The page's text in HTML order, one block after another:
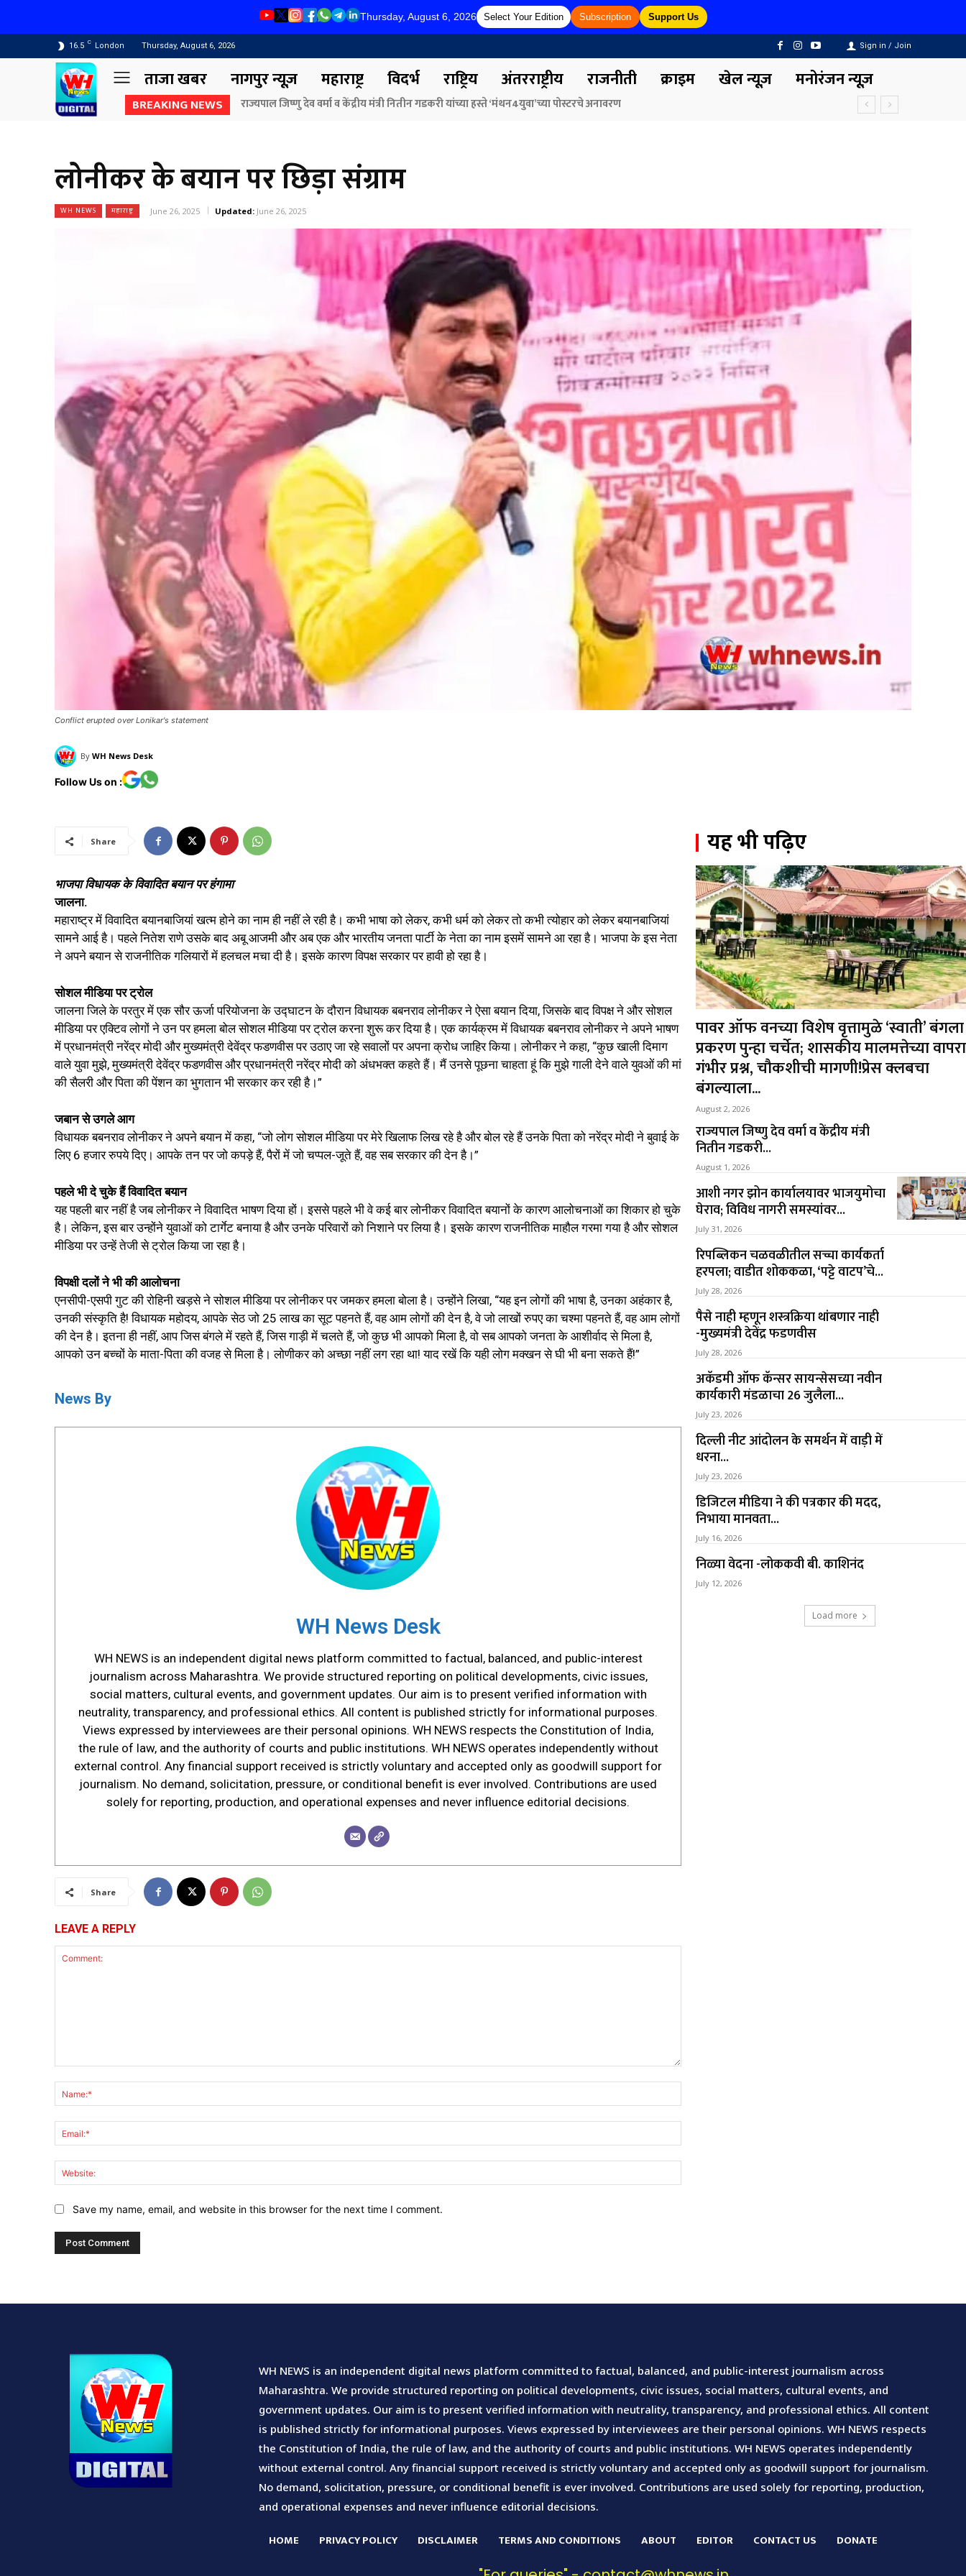
Thursday, August 6, 2026 Select Your Edition Subscription Support Us
16.5 C London Thursday, August 6, 2026 Sign in / Join
ताजा खबर नागपुर न्यूज़ महाराष्ट्र विदर्भ राष्ट्रिय अंतरराष्ट्रीय राजनीती क्राइम खेल न्यूज़ मनोरंजन न्यूज़
BREAKING NEWS राज्यपाल जिष्णु देव वर्मा व केंद्रीय मंत्री नितीन गडकरी यांच्या हस्ते ‘मंथन4युवा’च्या पोस्टरचे अनावरण
लोनीकर के बयान पर छिड़ा संग्राम
WH NEWS महाराष्ट्र June 26, 2025 Updated: June 26, 2025
Conflict erupted over Lonikar's statement
By WH News Desk
Follow Us on :
Share
भाजपा विधायक के विवादित बयान पर हंगामा
जालना.
महाराष्ट्र में विवादित बयानबाजियां खत्म होने का नाम ही नहीं ले रही है। कभी भाषा को लेकर, कभी धर्म को लेकर तो कभी त्योहार को लेकर बयानबाजियां
सामने आई है। पहले नितेश राणे उसके बाद अबू आजमी और अब एक और भारतीय जनता पार्टी के नेता का नाम इसमें सामने आ रहा है। भाजपा के इस नेता
ने अपने बयान से राजनीतिक गलियारों में हलचल मचा दी है। इसके कारण विपक्ष सरकार पर हावी हो रहा है।
सोशल मीडिया पर ट्रोल
जालना जिले के परतुर में एक सौर ऊर्जा परियोजना के उद्घाटन के दौरान विधायक बबनराव लोनीकर ने ऐसा बयान दिया, जिसके बाद विपक्ष ने और सोशल
मीडिया पर एक्टिव लोगों ने उन पर हमला बोल सोशल मीडिया पर ट्रोल करना शुरू कर दिया है। एक कार्यक्रम में विधायक बबनराव लोनीकर ने अपने भाषण
में प्रधानमंत्री नरेंद्र मोदी और मुख्यमंत्री देवेंद्र फडणवीस पर उठाए जा रहे सवालों पर अपना क्रोध जाहिर किया। लोनीकर ने कहा, “कुछ खाली दिमाग
वाले युवा मुझे, मुख्यमंत्री देवेंद्र फडणवीस और प्रधानमंत्री नरेंद्र मोदी को अंधभक्त कहते हैं। मैं उनसे पूछना चाहता हूं कि मुझे गाली देने वाले युवओं की मां
की सैलरी और पिता की पेंशन का भुगतान भी सरकार कर रही है।”
जबान से उगले आग
विधायक बबनराव लोनीकर ने अपने बयान में कहा, “जो लोग सोशल मीडिया पर मेरे खिलाफ लिख रहे है और बोल रहे हैं उनके पिता को नरेंद्र मोदी ने बुवाई के
लिए 6 हजार रुपये दिए। आपके तन पर जो कपड़े हैं, पैरों में जो चप्पल-जूते हैं, वह सब सरकार की देन है।”
पहले भी दे चुके हैं विवादित बयान
यह पहली बार नहीं है जब लोनीकर ने विवादित भाषण दिया हों। इससे पहले भी वे कई बार लोनीकर विवादित बयानों के कारण आलोचनाओं का शिकार हो चुके
है। लेकिन, इस बार उन्होंने युवाओं को टार्गेट बनाया है और उनके परिवारों को निशाने पर लिया है। इसके कारण राजनीतिक माहौल गरमा गया है और सोशल
मीडिया पर उन्हें तेजी से ट्रोल किया जा रहा है।
विपक्षी दलों ने भी की आलोचना
एनसीपी-एसपी गुट की रोहिनी खड़से ने सोशल मीडिया पर लोनीकर पर जमकर हमला बोला है। उन्होंने लिखा, “यह इन लोगों की भाषा है, उनका अहंकार है,
उनकी संस्कृति है! विधायक महोदय, आपके सेठ जो 25 लाख का सूट पहनते हैं, वह आम लोगों की देन है, वे जो लाखों रुपए का चश्मा पहनते हैं, वह आम लोगों
की देन है। इतना ही नहीं, आप जिस बंगले में रहते हैं, जिस गाड़ी में चलते हैं, जो कुछ भी आपको मिला है, वो सब आपको जनता के आशीर्वाद से मिला है,
आपको उन बच्चों के माता-पिता की वजह से मिला है। लोणीकर को अच्छा नहीं लग रहा था! याद रखें कि यही लोग मक्खन से घी भी बना सकते हैं!”
News By
WH News Desk
WH NEWS is an independent digital news platform committed to factual, balanced, and public-interest
journalism across Maharashtra. We provide structured reporting on political developments, civic issues,
social matters, cultural events, and government updates. Our aim is to present verified information with
neutrality, transparency, and professional ethics. All content is published strictly for informational purposes.
Views expressed by interviewees are their personal opinions. WH NEWS respects the Constitution of India,
the rule of law, and the authority of courts and public institutions. WH NEWS operates independently without
external control. Any financial support received is strictly voluntary and accepted only as goodwill support for
journalism. No demand, solicitation, pressure, or conditional benefit is ever involved. Contributions are used
solely for reporting, production, and operational expenses and never influence editorial decisions.
Share
LEAVE A REPLY
Save my name, email, and website in this browser for the next time I comment.
यह भी पढ़िए
पावर ऑफ वनच्या विशेष वृत्तामुळे ‘स्वाती’ बंगला
प्रकरण पुन्हा चर्चेत; शासकीय मालमत्तेच्या
गंभीर प्रश्न, चौकशीची मागणी!प्रेस क्लबचा
बंगल्याला...
August 2, 2026
राज्यपाल जिष्णु देव वर्मा व केंद्रीय मंत्री
नितीन गडकरी...
August 1, 2026
आशी नगर झोन कार्यालयावर भाजयुमोचा
घेराव; विविध नागरी समस्यांवर...
July 31, 2026
रिपब्लिकन चळवळीतील सच्चा कार्यकर्ता
हरपला; वाडीत शोककळा, ‘पट्टे वाटप’चे...
July 28, 2026
पैसे नाही म्हणून शस्त्रक्रिया थांबणार नाही
-मुख्यमंत्री देवेंद्र फडणवीस
July 28, 2026
अकॅडमी ऑफ कॅन्सर सायन्सेसच्या नवीन
कार्यकारी मंडळाचा 26 जुलैला...
July 23, 2026
दिल्ली नीट आंदोलन के समर्थन में वाड़ी में
धरना...
July 23, 2026
डिजिटल मीडिया ने की पत्रकार की मदद,
निभाया मानवता...
July 16, 2026
निळ्या वेदना -लोककवी बी. काशिनंद
July 12, 2026
Load more
WH NEWS is an independent digital news platform committed to factual, balanced, and public-interest journalism across
Maharashtra. We provide structured reporting on political developments, civic issues, social matters, cultural events, and
government updates. Our aim is to present verified information with neutrality, transparency, and professional ethics. All content
is published strictly for informational purposes. Views expressed by interviewees are their personal opinions. WH NEWS respects
the Constitution of India, the rule of law, and the authority of courts and public institutions. WH NEWS operates independently
without external control. Any financial support received is strictly voluntary and accepted only as goodwill support for journalism.
No demand, solicitation, pressure, or conditional benefit is ever involved. Contributions are used solely for reporting, production,
and operational expenses and never influence editorial decisions.
HOME PRIVACY POLICY DISCLAIMER TERMS AND CONDITIONS ABOUT EDITOR CONTACT US DONATE